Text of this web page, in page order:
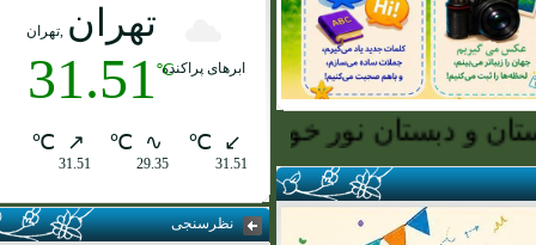
نور خوش آمدید
ابرهای پراکنده
تهران ,تهران
31.51℃
℃
31.51
∿
℃
29.35
↗
℃
31.51
نظرسنجی